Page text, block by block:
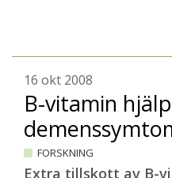
16 okt 2008
B-vitamin
FORSKNING
Extra tillskott av B-